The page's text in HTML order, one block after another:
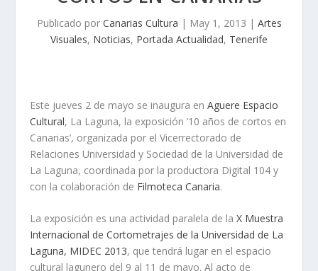
Publicado por Canarias Cultura | May 1, 2013 | Artes
Visuales, Noticias, Portada Actualidad, Tenerife
Este jueves 2 de mayo se inaugura enAguere Espacio
Cultural, La Laguna, la exposición ’10 años de cortos en
Canarias’, organizada por el Vicerrectorado de
Relaciones Universidad y Sociedad de la Universidad de
La Laguna, coordinada por la productora Digital 104 y
con la colaboración de Filmoteca Canaria.
La exposición es una actividad paralela de laX Muestra
Internacional de Cortometrajes de la Universidad de La
Laguna, MIDEC 2013, que tendrá lugar en el espacio
cultural lagunero del 9 al 11 de mayo. Al acto de